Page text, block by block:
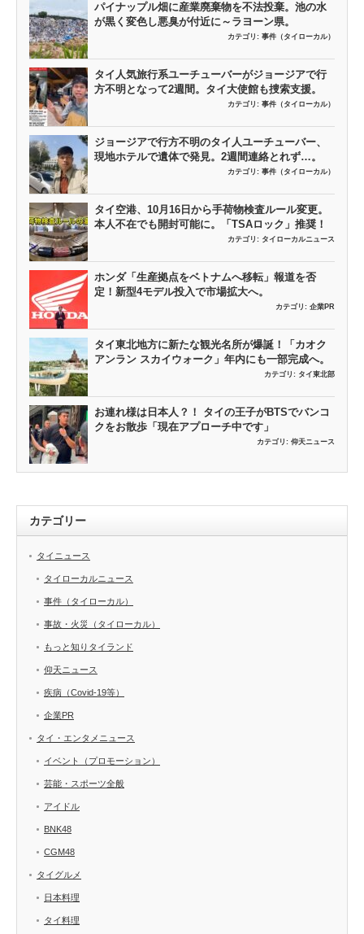
パイナップル畑に産業廃棄物を不法投棄。池の水
が黒く変色し悪臭が付近に～ラヨーン県。
カテゴリ: 事件（タイローカル）
タイ人気旅行系ユーチューバーがジョージアで行
方不明となって2週間。タイ大使館も捜索支援。
カテゴリ: 事件（タイローカル）
ジョージアで行方不明のタイ人ユーチューバー、
現地ホテルで遺体で発見。2週間連絡とれず…。
カテゴリ: 事件（タイローカル）
タイ空港、10月16日から手荷物検査ルール変更。
本人不在でも開封可能に。「TSAロック」推奨！
カテゴリ: タイローカルニュース
ホンダ「生産拠点をベトナムへ移転」報道を否
定！新型4モデル投入で市場拡大へ。
カテゴリ: 企業PR
タイ東北地方に新たな観光名所が爆誕！「カオク
アンラン スカイウォーク」年内にも一部完成へ。
カテゴリ: タイ東北部
お連れ様は日本人？！ タイの王子がBTSでバンコ
クをお散歩「現在アプローチ中です」
カテゴリ: 仰天ニュース
カテゴリー
タイニュース
タイローカルニュース
事件（タイローカル）
事故・火災（タイローカル）
もっと知りタイランド
仰天ニュース
疾病（Covid-19等）
企業PR
タイ・エンタメニュース
イベント（プロモーション）
芸能・スポーツ全般
アイドル
BNK48
CGM48
タイグルメ
日本料理
タイ料理